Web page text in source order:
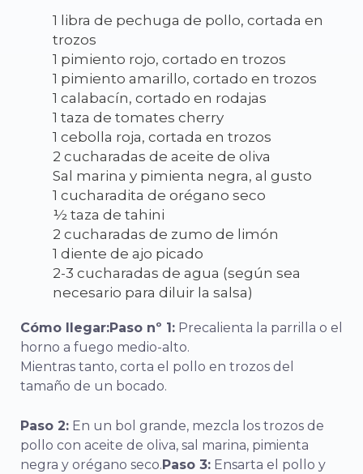
1 libra de pechuga de pollo, cortada en
trozos
1 pimiento rojo, cortado en trozos
1 pimiento amarillo, cortado en trozos
1 calabacín, cortado en rodajas
1 taza de tomates cherry
1 cebolla roja, cortada en trozos
2 cucharadas de aceite de oliva
Sal marina y pimienta negra, al gusto
1 cucharadita de orégano seco
½ taza de tahini
2 cucharadas de zumo de limón
1 diente de ajo picado
2-3 cucharadas de agua (según sea
necesario para diluir la salsa)
Cómo llegar:Paso nº 1: Precalienta la parrilla o el
horno a fuego medio-alto.
Mientras tanto, corta el pollo en trozos del
tamaño de un bocado.
Paso 2: En un bol grande, mezcla los trozos de
pollo con aceite de oliva, sal marina, pimienta
negra y orégano seco. Paso 3: Ensarta el pollo y